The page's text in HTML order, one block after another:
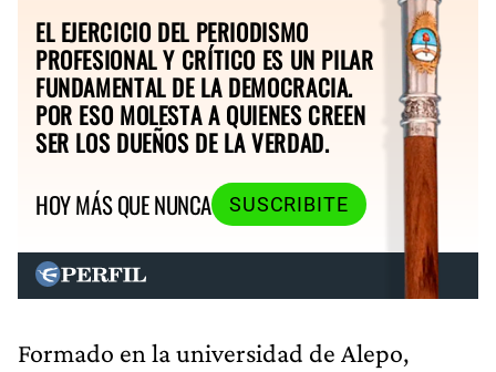
EL EJERCICIO DEL PERIODISMO
PROFESIONAL Y CRÍTICO ES UN PILAR
FUNDAMENTAL DE LA DEMOCRACIA.
POR ESO MOLESTA A QUIENES CREEN
SER LOS DUEÑOS DE LA VERDAD.
HOY MÁS QUE NUNCA
SUSCRIBITE
Formado en la universidad de Alepo,